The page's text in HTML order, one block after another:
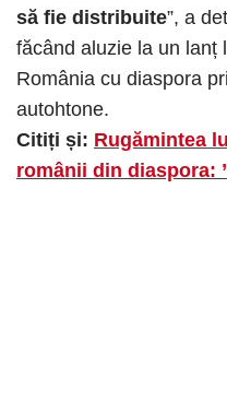
să fie distribuite”, a
făcând aluzie la un lanț
România cu diaspora
autohtone.
Citiți și: Rugămintea
românii din diaspora: